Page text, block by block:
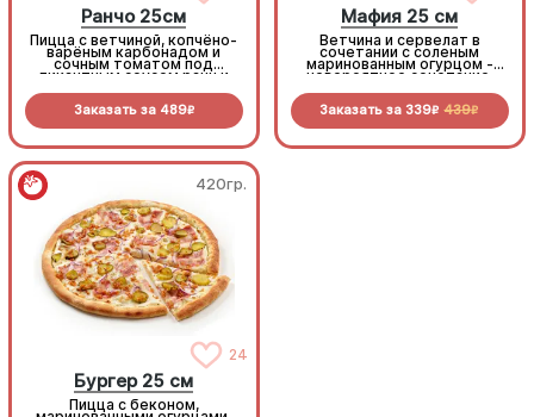
Ранчо 25см
Пицца с ветчиной, копчёно-
варёным карбонадом и
сочным томатом под
пикантным соусом ранч и
Заказать за 489R
Мафия 25 см
Ветчина и сервелат в
сочетании с соленым
маринованным огурцом -
невероятное сочетание,
попробовать!
Заказать за 339R 439R
420гр.
24
Бургер 25 см
Пицца с беконом,